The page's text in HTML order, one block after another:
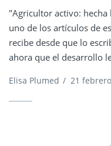
"Agricultor activo: hecha
uno de los artículos de
recibe desde que lo
ahora que el desarrollo
Elisa Plumed / 21